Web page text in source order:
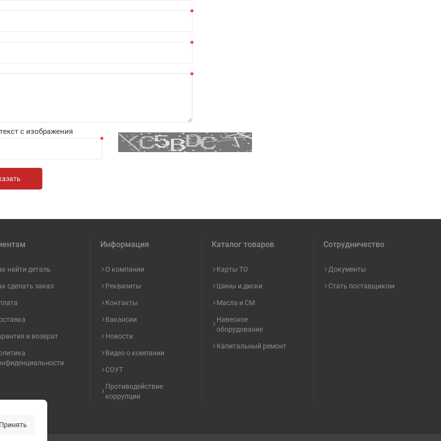
с изображения
найти деталь
сделать заказ
и возврат
Информация
О компании
Реквизиты
Контакты
Вакансии
Новости
Видео о компании
СОУТ
Противодействие
коррупции
Каталог товаров
Карты ТО
Шины и диски
Масла и СМ
Навесное
оборудование
Капитальный ремонт
Сотрудничество
Документы
Стать поставщиком